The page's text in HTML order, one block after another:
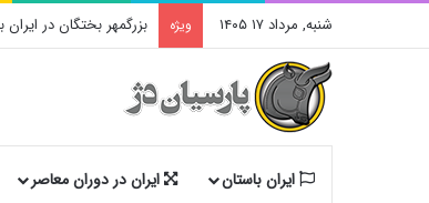
شنبه, مرداد ۱۷ ۱۴۰۵ ویژه بزرگمهر بختگان در ایران
ایران باستان ایران در دوران معاصر